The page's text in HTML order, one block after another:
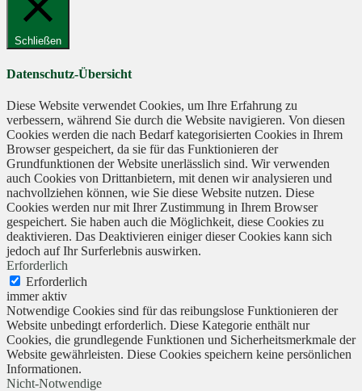
Schließen
Datenschutz-Übersicht
Diese Website verwendet Cookies, um Ihre Erfahrung zu
verbessern, während Sie durch die Website navigieren. Von diesen
Cookies werden die nach Bedarf kategorisierten Cookies in Ihrem
Browser gespeichert, da sie für das Funktionieren der
Grundfunktionen der Website unerlässlich sind. Wir verwenden
auch Cookies von Drittanbietern, mit denen wir analysieren und
nachvollziehen können, wie Sie diese Website nutzen. Diese
Cookies werden nur mit Ihrer Zustimmung in Ihrem Browser
gespeichert. Sie haben auch die Möglichkeit, diese Cookies zu
deaktivieren. Das Deaktivieren einiger dieser Cookies kann sich
jedoch auf Ihr Surferlebnis auswirken.
Erforderlich
Erforderlich
immer aktiv
Notwendige Cookies sind für das reibungslose Funktionieren der
Website unbedingt erforderlich. Diese Kategorie enthält nur
Cookies, die grundlegende Funktionen und Sicherheitsmerkmale der
Website gewährleisten. Diese Cookies speichern keine persönlichen
Informationen.
Nicht-Notwendige